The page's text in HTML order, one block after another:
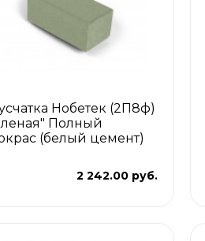
Нобетек (2П8ф)
Полный
(белый цемент)
2 242.00 руб.